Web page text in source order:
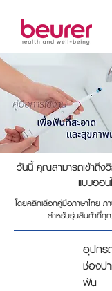
วันนี้ คุณสามารถเข้าถึงวิ
แบบออน
โดยคลิกเลือกคู่มือภาษาไทย ภ
สำหรับรุ่นสินค้าที่คุ
อุปกร
ช่องปา
ฟัน